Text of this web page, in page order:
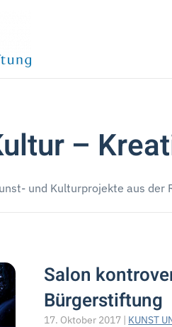
–
und Kulturprojekte aus der
Salon
Bürgerstiftung
17. Oktober 2017 | KUNST